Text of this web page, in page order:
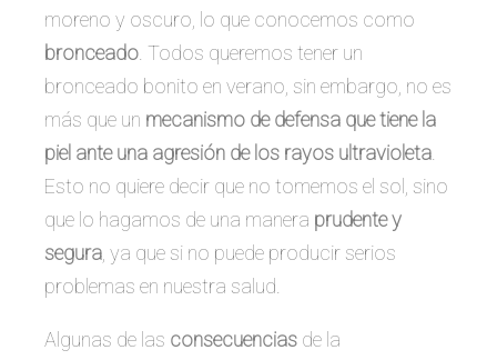
moreno y oscuro, lo que conocemos como
bronceado. Todos queremos tener un
bronceado bonito en verano, sin embargo, no es
más que un mecanismo de defensa que tiene la
piel ante una agresión de los rayos ultravioleta.
Esto no quiere decir que no tomemos el sol, sino
que lo hagamos de una manera prudente y
segura, ya que si no puede producir serios
problemas en nuestra salud.
Algunas de las consecuencias de la